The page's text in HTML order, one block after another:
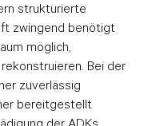
strukturierte
zwingend benötigt
möglich,
Bei der
zuverlässig
bereitgestellt
der ADKs